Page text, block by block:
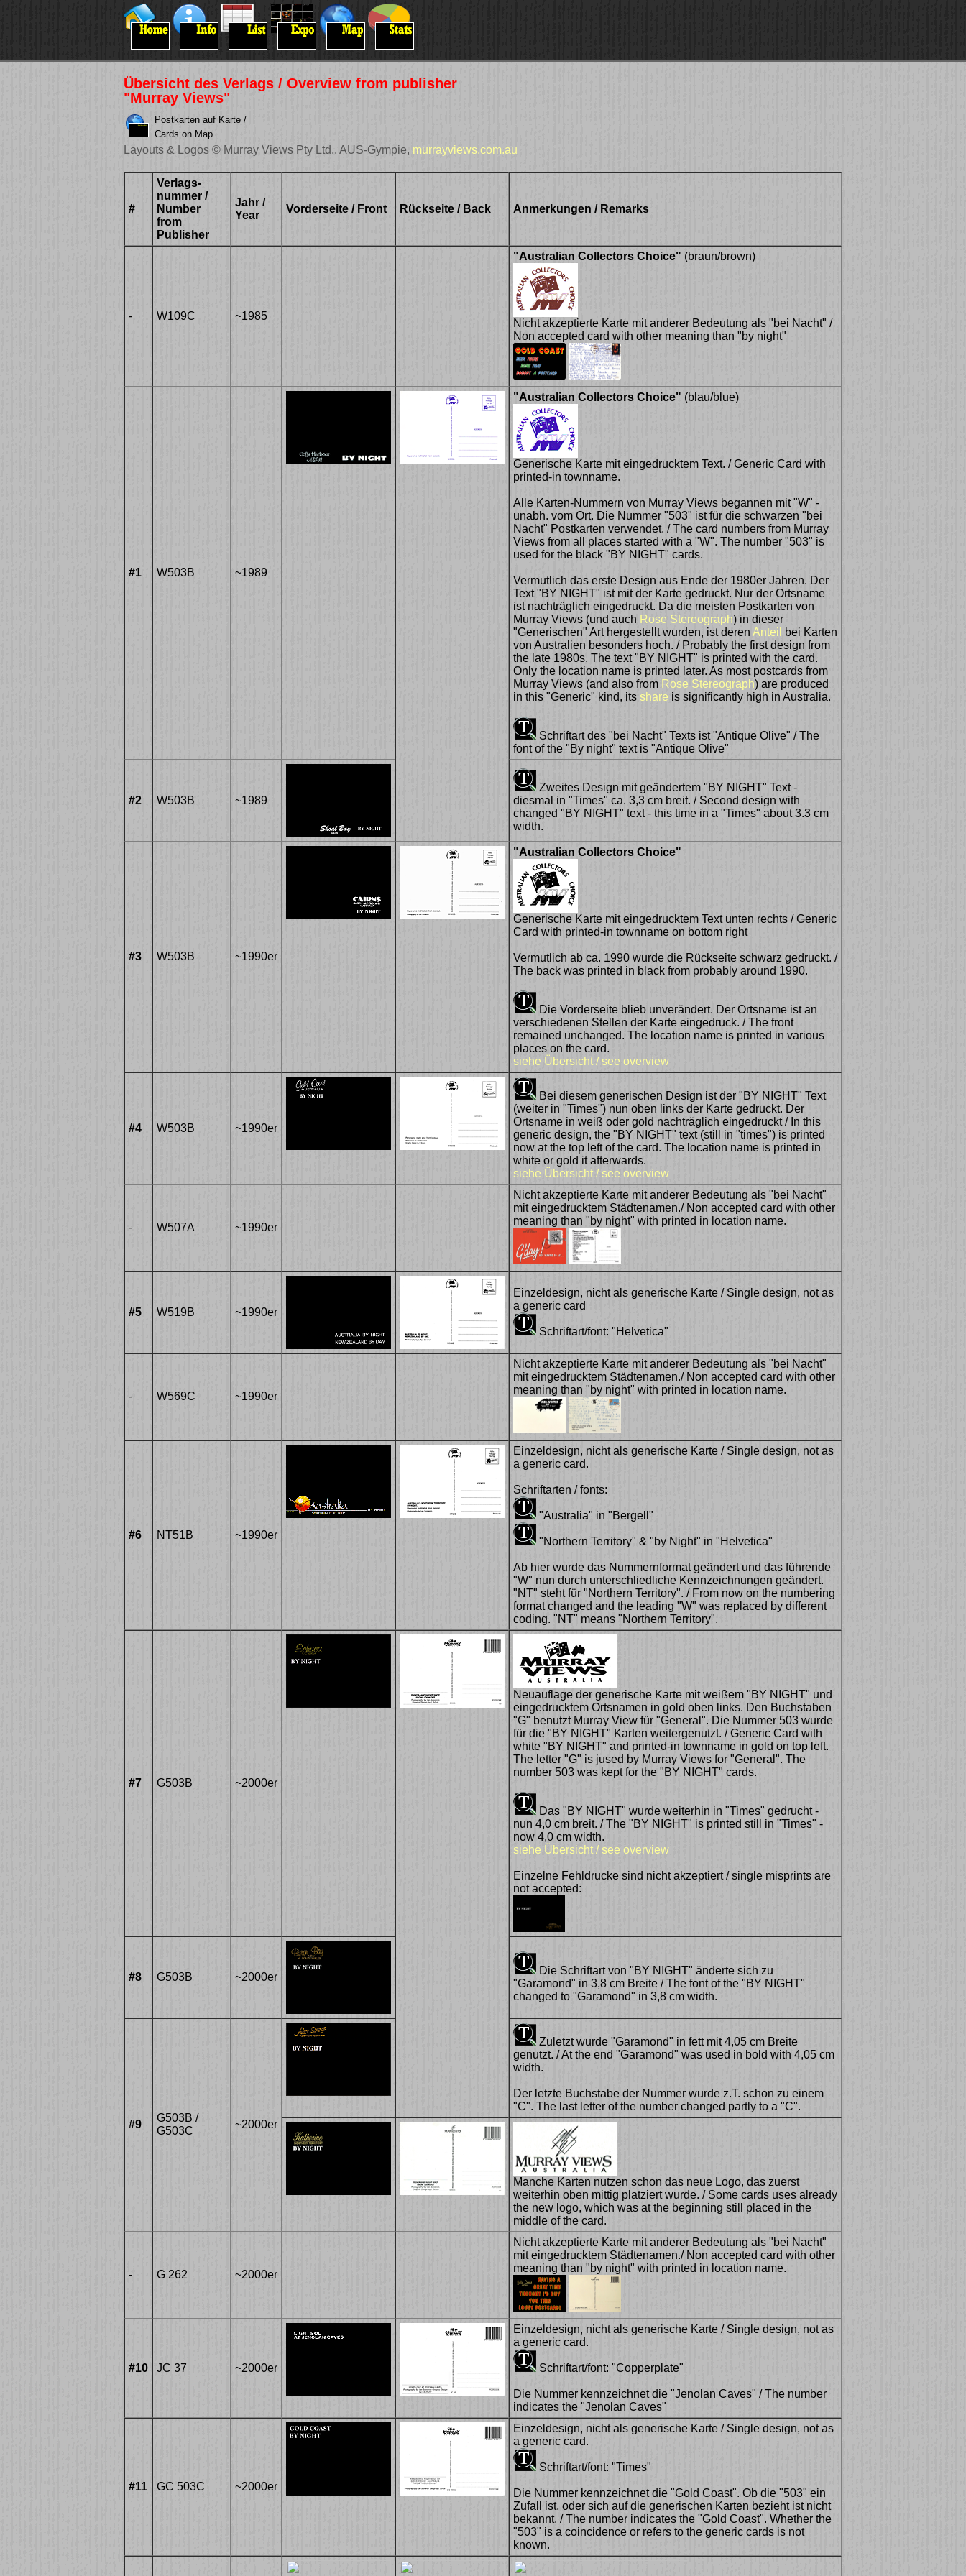
Übersicht des Verlags / Overview from publisher
"Murray Views"
Postkarten auf Karte /
Cards on Map
Layouts & Logos © Murray Views Pty Ltd., AUS-Gympie, murrayviews.com.au
#
Verlags-
nummer /
Number
from
Publisher
Jahr /
Year
Vorderseite / Front Rückseite / Back Anmerkungen / Remarks
- W109C ~1985
"Australian Collectors Choice" (braun/brown)
Nicht akzeptierte Karte mit anderer Bedeutung als "bei Nacht" /
Non accepted card with other meaning than "by night"
#1 W503B ~1989
"Australian Collectors Choice" (blau/blue)
Generische Karte mit eingedrucktem Text. / Generic Card with
printed-in townname.
Alle Karten-Nummern von Murray Views begannen mit "W" -
unabh. vom Ort. Die Nummer "503" ist für die schwarzen "bei
Nacht" Postkarten verwendet. / The card numbers from Murray
Views from all places started with a "W". The number "503" is
used for the black "BY NIGHT" cards.
Vermutlich das erste Design aus Ende der 1980er Jahren. Der
Text "BY NIGHT" ist mit der Karte gedruckt. Nur der Ortsname
ist nachträglich eingedruckt. Da die meisten Postkarten von
Murray Views (und auch Rose Stereograph) in dieser
"Generischen" Art hergestellt wurden, ist deren Anteil
bei Karten
von Australien besonders hoch. / Probably the first design from
the late 1980s. The text "BY NIGHT" is printed with the card.
Only the location name is printed later. As most postcards from
Murray Views (and also from Rose Stereograph) are produced
in this "Generic" kind, its share is significantly high in Australia.
Schriftart des "bei Nacht" Texts ist "Antique Olive" / The
font of the "By night" text is "Antique Olive"
#2 W503B ~1989
Zweites Design mit geändertem "BY NIGHT" Text -
diesmal in "Times" ca. 3,3 cm breit. / Second design with
changed "BY NIGHT" text - this time in a "Times" about 3.3 cm
width.
#3 W503B ~1990er
"Australian Collectors Choice"
Generische Karte mit eingedrucktem Text unten rechts / Generic
Card with printed-in townname on bottom right
Vermutlich ab ca. 1990 wurde die Rückseite schwarz gedruckt. /
The back was printed in black from probably around 1990.
Die Vorderseite blieb unverändert. Der Ortsname ist an
verschiedenen Stellen der Karte eingedruck. / The front
remained unchanged. The location name is printed in various
places on the card.
siehe Übersicht / see overview
#4 W503B ~1990er
Bei diesem generischen Design ist der "BY NIGHT" Text
(weiter in "Times") nun oben links der Karte gedruckt. Der
Ortsname in weiß oder gold nachträglich eingedruckt / In this
generic design, the "BY NIGHT" text (still in "times") is printed
now at the top left of the card. The location name is printed in
white or gold it afterwards.
siehe Übersicht / see overview
- W507A ~1990er
Nicht akzeptierte Karte mit anderer Bedeutung als "bei Nacht"
mit eingedrucktem Städtenamen./ Non accepted card with other
meaning than "by night" with printed in location name.
#5 W519B ~1990er
Einzeldesign, nicht als generische Karte / Single design, not as
a generic card
Schriftart/font: "Helvetica"
- W569C ~1990er
Nicht akzeptierte Karte mit anderer Bedeutung als "bei Nacht"
mit eingedrucktem Städtenamen./ Non accepted card with other
meaning than "by night" with printed in location name.
#6 NT51B ~1990er
Einzeldesign, nicht als generische Karte / Single design, not as
a generic card.
Schriftarten / fonts:
"Australia" in "Bergell"
"Northern Territory" & "by Night" in "Helvetica"
Ab hier wurde das Nummernformat geändert und das führende
"W" nun durch unterschliedliche Kennzeichnungen geändert.
"NT" steht für "Northern Territory". / From now on the numbering
format changed and the leading "W" was replaced by different
coding. "NT" means "Northern Territory".
#7 G503B ~2000er
Neuauflage der generische Karte mit weißem "BY NIGHT" und
eingedrucktem Ortsnamen in gold oben links. Den Buchstaben
"G" benutzt Murray View für "General". Die Nummer 503 wurde
für die "BY NIGHT" Karten weitergenutzt. / Generic Card with
white "BY NIGHT" and printed-in townname in gold on top left.
The letter "G" is jused by Murray Views for "General". The
number 503 was kept for the "BY NIGHT" cards.
Das "BY NIGHT" wurde weiterhin in "Times" gedrucht -
nun 4,0 cm breit. / The "BY NIGHT" is printed still in "Times" -
now 4,0 cm width.
siehe Übersicht / see overview
Einzelne Fehldrucke sind nicht akzeptiert / single misprints are
not accepted:
#8 G503B ~2000er
Die Schriftart von "BY NIGHT" änderte sich zu
"Garamond" in 3,8 cm Breite / The font of the "BY NIGHT"
changed to "Garamond" in 3,8 cm width.
#9
G503B /
G503C
~2000er
Zuletzt wurde "Garamond" in fett mit 4,05 cm Breite
genutzt. / At the end "Garamond" was used in bold with 4,05 cm
width.
Der letzte Buchstabe der Nummer wurde z.T. schon zu einem
"C". The last letter of the number changed partly to a "C".
Manche Karten nutzen schon das neue Logo, das zuerst
weiterhin oben mittig platziert wurde. / Some cards uses already
the new logo, which was at the beginning still placed in the
middle of the card.
- G 262 ~2000er
Nicht akzeptierte Karte mit anderer Bedeutung als "bei Nacht"
mit eingedrucktem Städtenamen./ Non accepted card with other
meaning than "by night" with printed in location name.
#10 JC 37 ~2000er
Einzeldesign, nicht als generische Karte / Single design, not as
a generic card.
Schriftart/font: "Copperplate"
Die Nummer kennzeichnet die "Jenolan Caves" / The number
indicates the "Jenolan Caves"
#11 GC 503C ~2000er
Einzeldesign, nicht als generische Karte / Single design, not as
a generic card.
Schriftart/font: "Times"
Die Nummer kennzeichnet die "Gold Coast". Ob die "503" ein
Zufall ist, oder sich auf die generischen Karten bezieht ist nicht
bekannt. / The number indicates the "Gold Coast". Whether the
"503" is a coincidence or refers to the generic cards is not
known.